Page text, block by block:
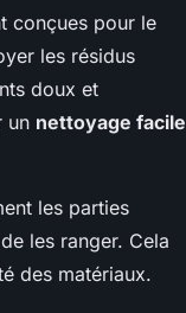
conçues pour le
les résidus
doux et
un nettoyage facile
les parties
les ranger. Cela
des matériaux.